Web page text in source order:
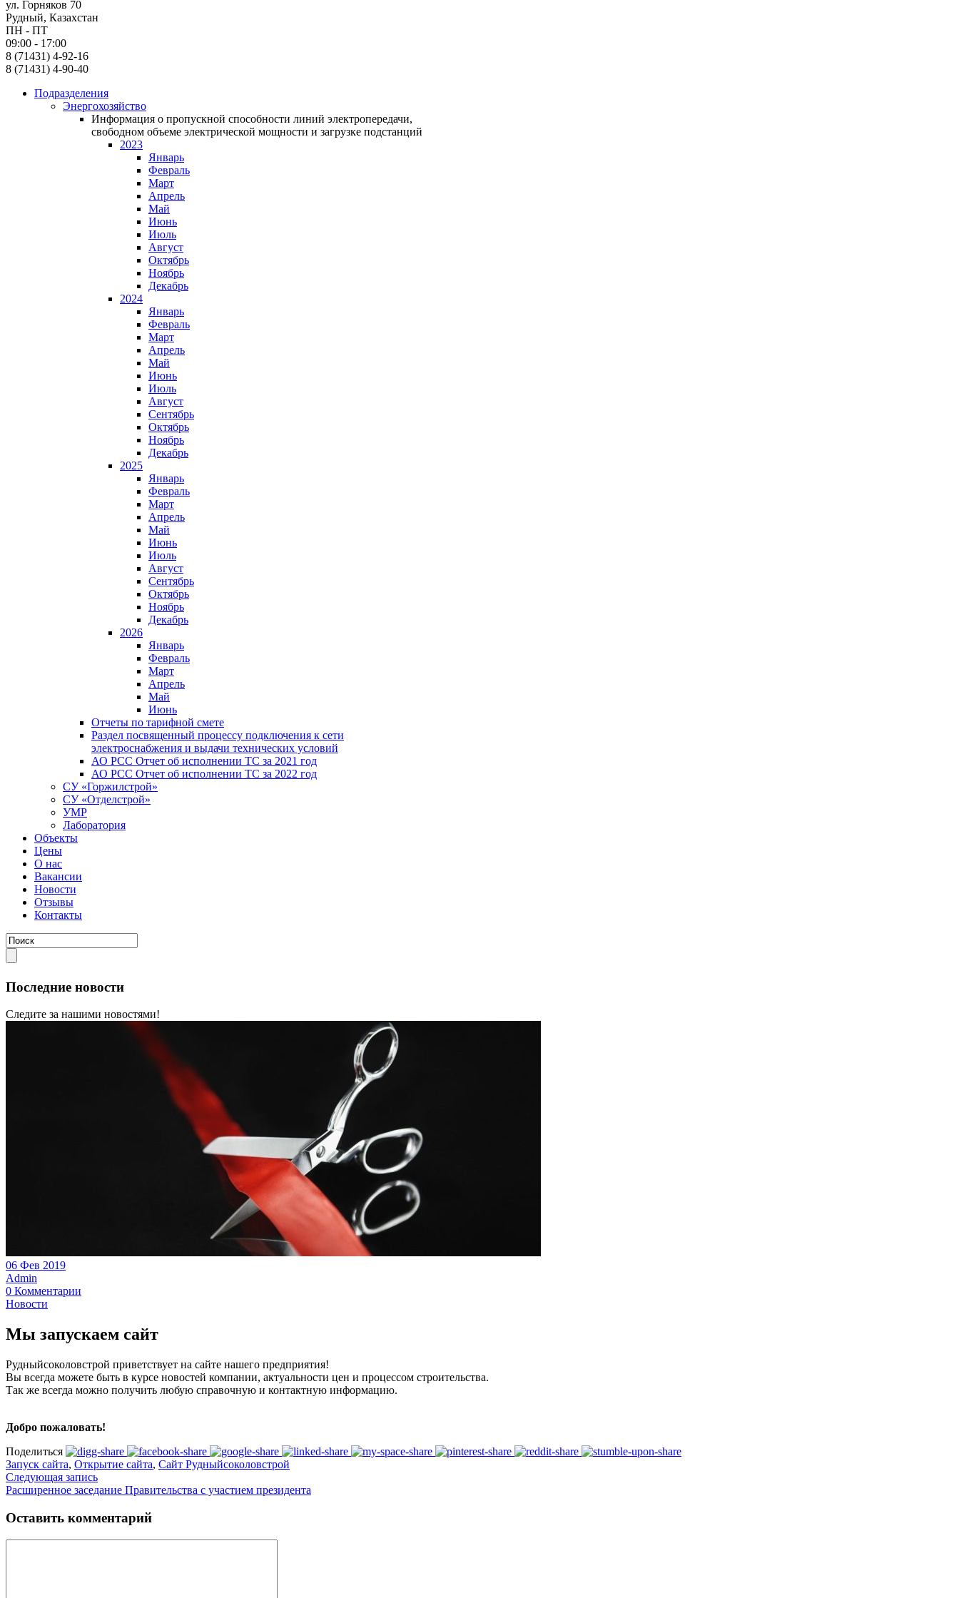
ул. Горняков 70
Рудный, Казахстан
ПН - ПТ
09:00 - 17:00
8 (71431) 4-92-16
8 (71431) 4-90-40
Подразделения
Энергохозяйство
Информация о пропускной способности линий электропередачи,
свободном объеме электрической мощности и загрузке подстанций
2023
Январь
Февраль
Март
Апрель
Май
Июнь
Июль
Август
Октябрь
Ноябрь
Декабрь
2024
Январь
Февраль
Март
Апрель
Май
Июнь
Июль
Август
Сентябрь
Октябрь
Ноябрь
Декабрь
2025
Январь
Февраль
Март
Апрель
Май
Июнь
Июль
Август
Сентябрь
Октябрь
Ноябрь
Декабрь
2026
Январь
Февраль
Март
Апрель
Май
Июнь
Отчеты по тарифной смете
Раздел посвященный процессу подключения к сети
электроснабжения и выдачи технических условий
АО РСС Отчет об исполнении ТС за 2021 год
АО РСС Отчет об исполнении ТС за 2022 год
СУ «Горжилстрой»
СУ «Отделстрой»
УМР
Лаборатория
Объекты
Цены
О нас
Вакансии
Новости
Отзывы
Контакты
Последние новости
Следите за нашими новостями!
06 Фев 2019
Admin
0 Комментарии
Новости
Мы запускаем сайт
Рудныйсоколовстрой приветствует на сайте нашего предприятия!
Вы всегда можете быть в курсе новостей компании, актуальности цен и процессом строительства.
Так же всегда можно получить любую справочную и контактную информацию.
Добро пожаловать!
Поделиться
Запуск сайта, Открытие сайта, Сайт Рудныйсоколовстрой
Следующая запись
Расширенное заседание Правительства с участием президента
Оставить комментарий